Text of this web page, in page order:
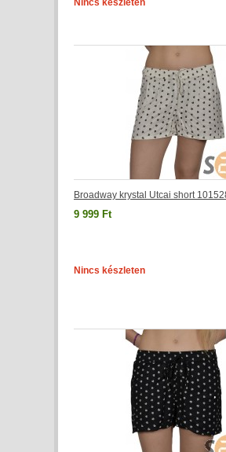
Nincs készleten
Broadway krystal Utcai short
9 999 Ft
Nincs készleten